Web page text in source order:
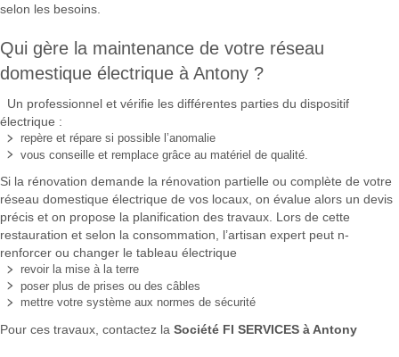
selon les besoins.
Qui gère la maintenance de votre réseau
domestique électrique à Antony ?
Un professionnel et vérifie les différentes parties du dispositif
électrique :
repère et répare si possible l’anomalie
vous conseille et remplace grâce au matériel de qualité.
Si la rénovation demande la rénovation partielle ou complète de votre
réseau domestique électrique de vos locaux, on évalue alors un devis
précis et on propose la planification des travaux. Lors de cette
restauration et selon la consommation, l’artisan expert peut n-
renforcer ou changer le tableau électrique
revoir la mise à la terre
poser plus de prises ou des câbles
mettre votre système aux normes de sécurité
Pour ces travaux, contactez la Société FI SERVICES à Antony